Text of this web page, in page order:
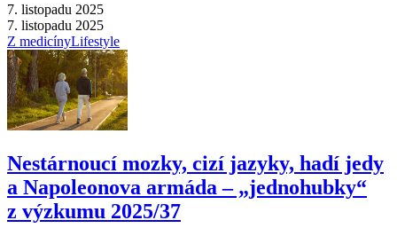
7. listopadu 2025
7. listopadu 2025
Z medicínyLifestyle
Nestárnoucí mozky, cizí jazyky, hadí jedy
a Napoleonova armáda –⁠ „jednohubky“
z výzkumu 2025/37